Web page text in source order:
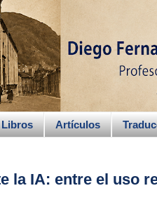
Libros Artículos
la IA: entre el uso